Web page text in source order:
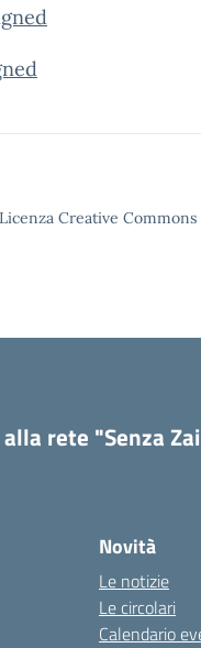
Creative
rete "Senza
Novità
Le notizie
Le circolari
Calendario